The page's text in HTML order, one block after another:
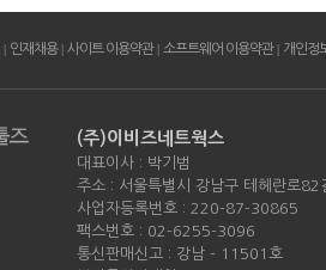
| 인재채용 | 사이트 이용약관 | 소프트웨어 이용약관 | 개인정
(주)이비즈네트웍스
대표이사 : 박기범
주소 : 서울특별시 강남구 테헤란로
사업자등록번호 : 220-87-30865
팩스번호 : 02-6255-3096
통신판매신고 : 강남 - 11501호